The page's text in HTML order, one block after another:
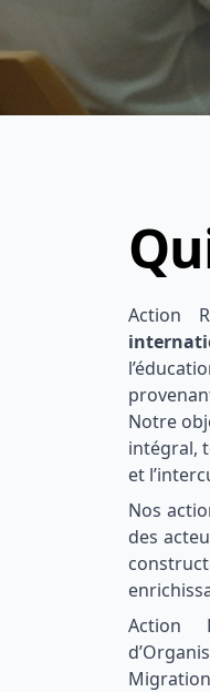
Action
Notre
intégral,
et
Nos
des
Action